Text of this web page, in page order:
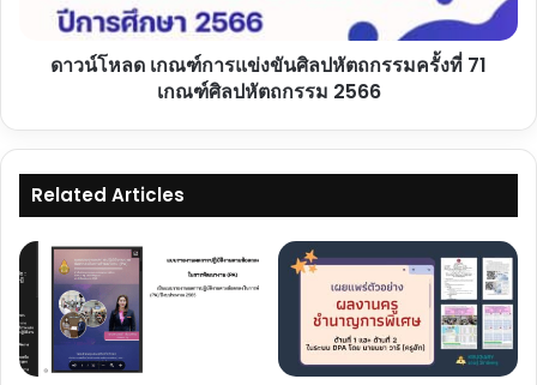
เกียรติ
สภา
เกณฑ์ดาวน์โหลด เกณฑ์การแข่งขันศิลปหัตถกรรมครั้งที่ 71
เกณฑ์ศิลปหัตถกรรม 2566
Related Articles